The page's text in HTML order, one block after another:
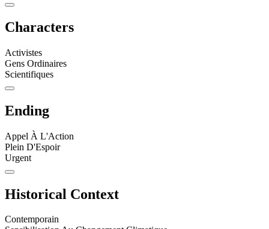
Characters
Activistes
Gens Ordinaires
Scientifiques
Ending
Appel À L'Action
Plein D'Espoir
Urgent
Historical Context
Contemporain